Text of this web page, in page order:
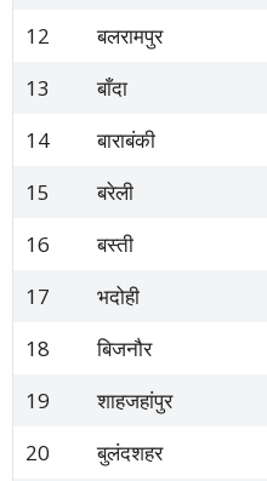
12
बलरामपुर
13
बाँदा
14
बाराबंकी
15
बरेली
16
बस्ती
17
भदोही
18
बिजनौर
19
शाहजहांपुर
20
बुलंदशहर